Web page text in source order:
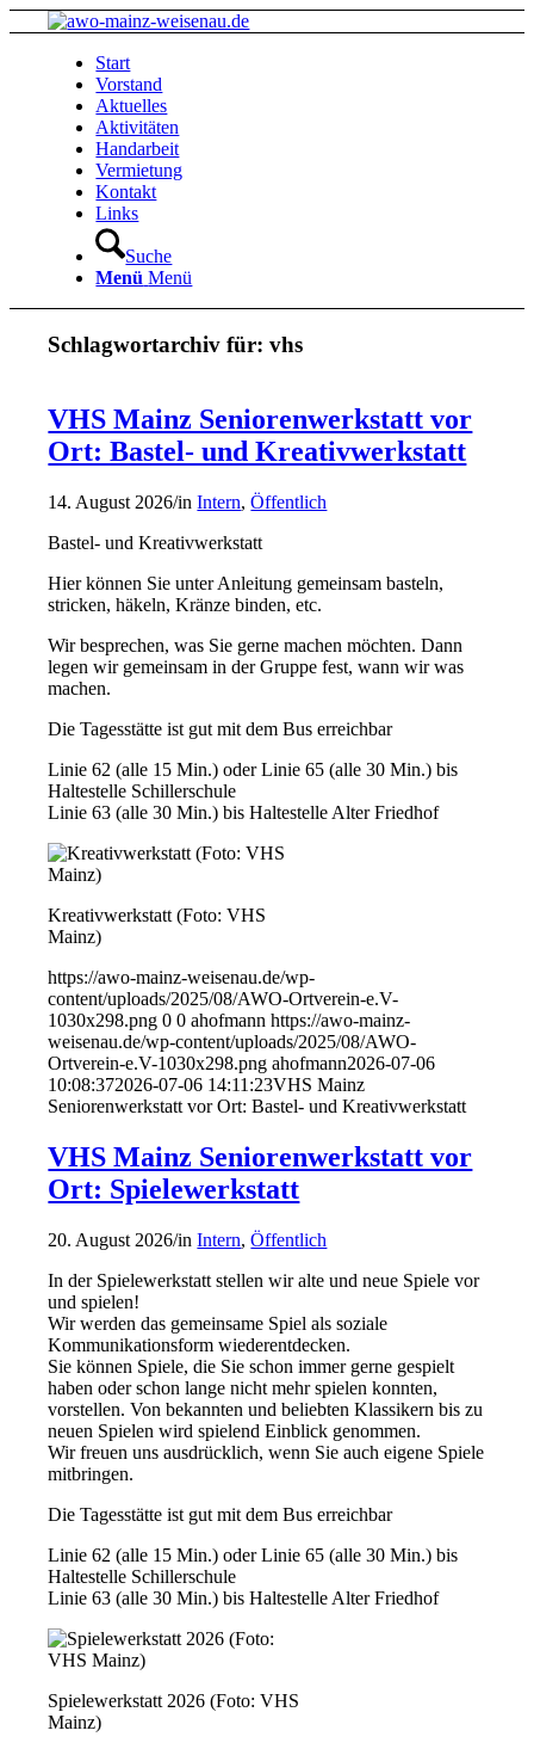
Start
Vorstand
Aktuelles
Aktivitäten
Handarbeit
Vermietung
Kontakt
Links
Suche
Menü Menü
Schlagwortarchiv für:vhs
VHS Mainz Seniorenwerkstatt vor
Ort: Bastel- und Kreativwerkstatt
14. August 2026/inIntern,Öffentlich
Bastel- und Kreativwerkstatt
Hier können Sie unter Anleitung gemeinsam basteln,
stricken, häkeln, Kränze binden, etc.
Wir besprechen, was Sie gerne machen möchten. Dann
legen wir gemeinsam in der Gruppe fest, wann wir was
machen.
Die Tagesstätte ist gut mit dem Bus erreichbar
Linie 62 (alle 15 Min.) oder Linie 65 (alle 30 Min.) bis
Haltestelle Schillerschule
Linie 63 (alle 30 Min.) bis Haltestelle Alter Friedhof
Kreativwerkstatt (Foto: VHS
Mainz)
https://awo-mainz-weisenau.de/wp-
content/uploads/2025/08/AWO-Ortverein-e.V-
1030x298.png 0 0 ahofmann https://awo-mainz-
weisenau.de/wp-content/uploads/2025/08/AWO-
Ortverein-e.V-1030x298.png ahofmann2026-07-06
10:08:372026-07-06 14:11:23VHS Mainz
Seniorenwerkstatt vor Ort: Bastel- und Kreativwerkstatt
VHS Mainz Seniorenwerkstatt vor
Ort: Spielewerkstatt
20. August 2026/inIntern,Öffentlich
In der Spielewerkstatt stellen wir alte und neue Spiele vor
und spielen!
Wir werden das gemeinsame Spiel als soziale
Kommunikationsform wiederentdecken.
Sie können Spiele, die Sie schon immer gerne gespielt
haben oder schon lange nicht mehr spielen konnten,
vorstellen. Von bekannten und beliebten Klassikern bis zu
neuen Spielen wird spielend Einblick genommen.
Wir freuen uns ausdrücklich, wenn Sie auch eigene Spiele
mitbringen.
Die Tagesstätte ist gut mit dem Bus erreichbar
Linie 62 (alle 15 Min.) oder Linie 65 (alle 30 Min.) bis
Haltestelle Schillerschule
Linie 63 (alle 30 Min.) bis Haltestelle Alter Friedhof
Spielewerkstatt 2026 (Foto: VHS
Mainz)